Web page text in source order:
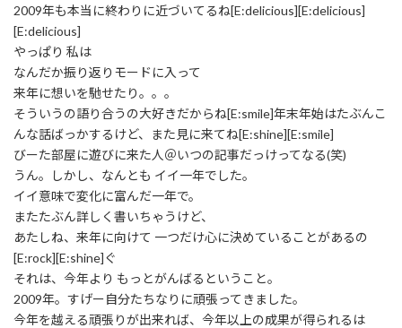
2009年も本当に終わりに近づいてるね[E:delicious][E:delicious]
[E:delicious]
やっぱり 私は
なんだか振り返りモードに入って
来年に想いを馳せたり。。。
そういうの語り合うの大好きだからね[E:smile]年末年始はたぶんこ
んな話ばっかするけど、また見に来てね[E:shine][E:smile]
びーた部屋に遊びに来た人＠いつの記事だっけってなる(笑)
うん。しかし、なんとも イイ一年でした。
イイ意味で変化に富んだ一年で。
またたぶん詳しく書いちゃうけど、
あたしね、来年に向けて 一つだけ心に決めていることがあるの
[E:rock][E:shine]ぐ
それは、今年より もっとがんばるということ。
2009年。すげー自分たちなりに頑張ってきました。
今年を越える頑張りが出来れば、今年以上の成果が得られるは